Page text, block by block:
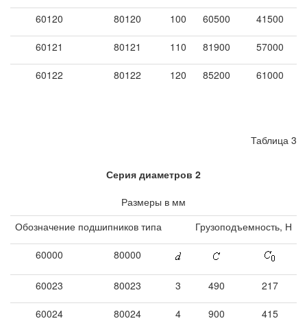
60120 80120 100 60500 41500
60121 80121 110 81900 57000
60122 80122 120 85200 61000
Таблица 3
Серия диаметров 2
Размеры в мм
Обозначение подшипников типа
Грузоподъемность, Н
60000 80000
60023 80023 3 490 217
60024 80024 4 900 415